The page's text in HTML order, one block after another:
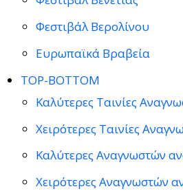
Φεστιβάλ Βερολίνου
Ευρωπαϊκά Βραβεία
TOP-BOTTOM
Καλύτερες Ταινίες
Χειρότερες Ταινίες
Καλύτερες Αναγνωστών
Χειρότερες Αναγνωστών